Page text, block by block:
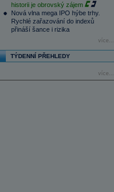
historii je obrovský zájem
Nová vlna mega IPO hýbe trhy.
Rychlé zařazování do indexů
přináší šance i rizika
více...
TÝDENNÍ PŘEHLEDY
více...